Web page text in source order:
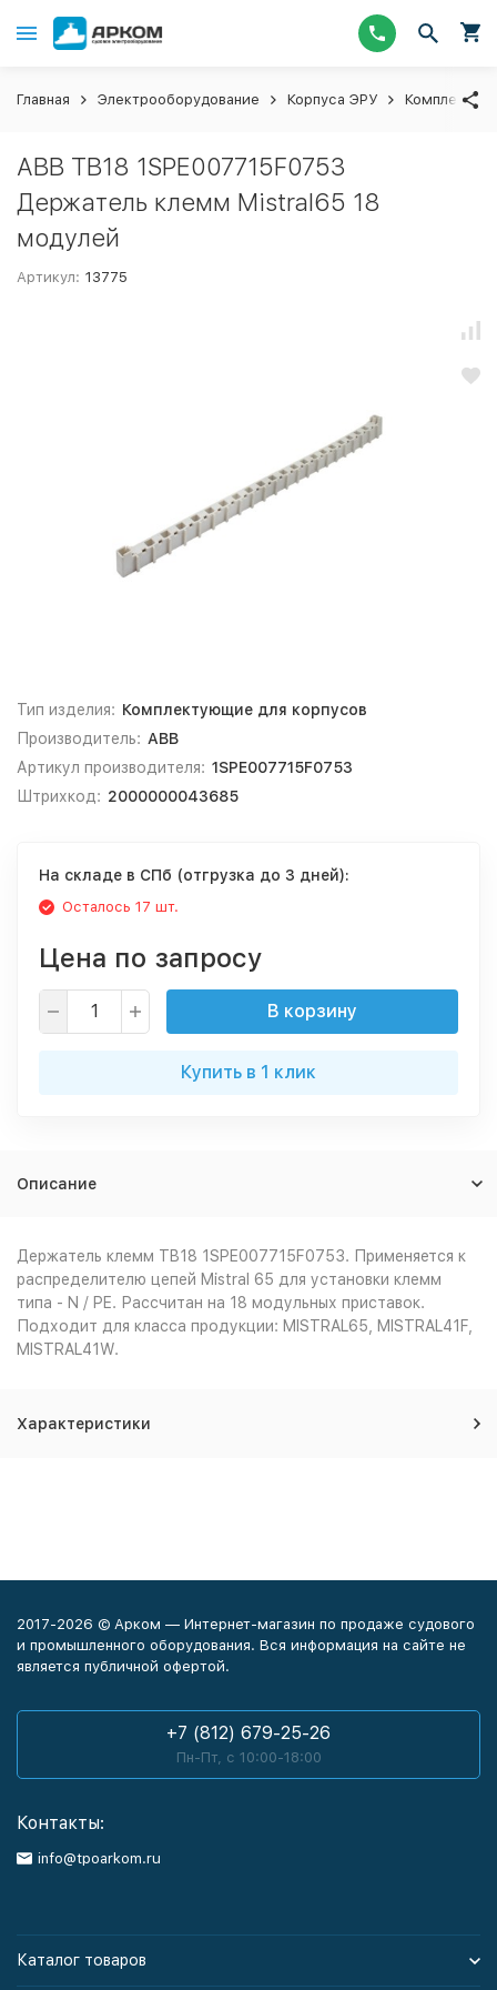
Главная Электрооборудование Корпуса ЭРУ
ABB TB18 1SPE007715F0753
Держатель клемм Mistral65 18
модулей
Артикул: 13775
Тип изделия: Комплектующие для корпусов
Производитель: ABB
Артикул производителя: 1SPE007715F0753
Штрихкод: 2000000043685
На складе в СПб (отгрузка до 3 дней):
Осталось 17 шт.
Цена по запросу
В корзину
Купить в 1 клик
Описание
Держатель клемм TB18 1SPE007715F0753. Применяется к
распределителю цепей Mistral 65 для установки клемм
типа - N / PE. Рассчитан на 18 модульных приставок.
Подходит для класса продукции: MISTRAL65, MISTRAL41F,
MISTRAL41W.
Характеристики
2017-2026 © Арком — Интернет-магазин по продаже судового
и промышленного оборудования. Вся информация на сайте не
является публичной офертой.
+7 (812) 679-25-26
Пн-Пт, с 10:00-18:00
Контакты:
info@tpoarkom.ru
Каталог товаров